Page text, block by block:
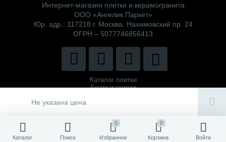
Каталог Поиск
0
Избранное
0
Корзина Войти
Не указана цена
Интернет-магазин плитки и керамогранита
ООО «Ангелик Паркет»
Юр. адр.: 117218 г. Москва, Нахимовский пр. 24
ОГРН – 5077746856413
Каталог плитки
Акции и скидки